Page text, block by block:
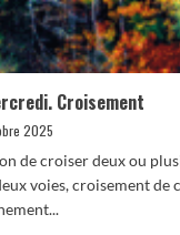
Croisement
2025
de croiser deux ou
voies, croisement de